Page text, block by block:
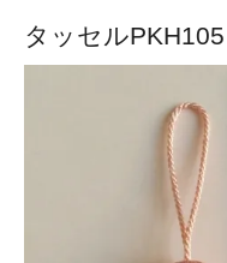
タッセルPKH105